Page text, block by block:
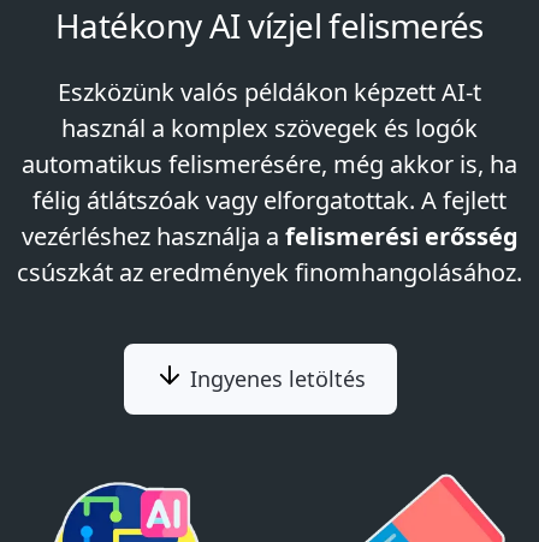
Hatékony AI vízjel felismerés
Eszközünk valós példákon képzett AI-t
használ a komplex szövegek és logók
automatikus felismerésére, még akkor is, ha
félig átlátszóak vagy elforgatottak. A fejlett
vezérléshez használja a felismerési erősség
csúszkát az eredmények finomhangolásához.
Ingyenes letöltés